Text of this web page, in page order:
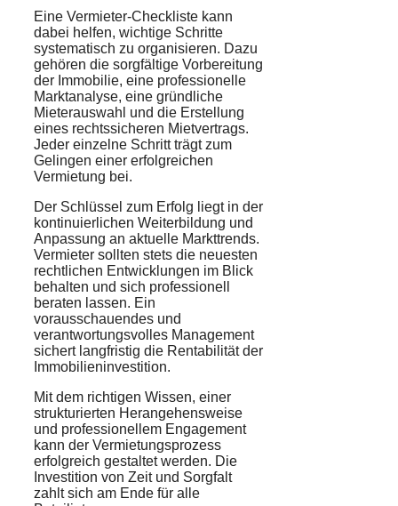
Eine Vermieter-Checkliste kann
dabei helfen, wichtige Schritte
systematisch zu organisieren. Dazu
gehören die sorgfältige Vorbereitung
der Immobilie, eine professionelle
Marktanalyse, eine gründliche
Mieterauswahl und die Erstellung
eines rechtssicheren Mietvertrags.
Jeder einzelne Schritt trägt zum
Gelingen einer erfolgreichen
Vermietung bei.
Der Schlüssel zum Erfolg liegt in der
kontinuierlichen Weiterbildung und
Anpassung an aktuelle Markttrends.
Vermieter sollten stets die neuesten
rechtlichen Entwicklungen im Blick
behalten und sich professionell
beraten lassen. Ein
vorausschauendes und
verantwortungsvolles Management
sichert langfristig die Rentabilität der
Immobilieninvestition.
Mit dem richtigen Wissen, einer
strukturierten Herangehensweise
und professionellem Engagement
kann der Vermietungsprozess
erfolgreich gestaltet werden. Die
Investition von Zeit und Sorgfalt
zahlt sich am Ende für alle